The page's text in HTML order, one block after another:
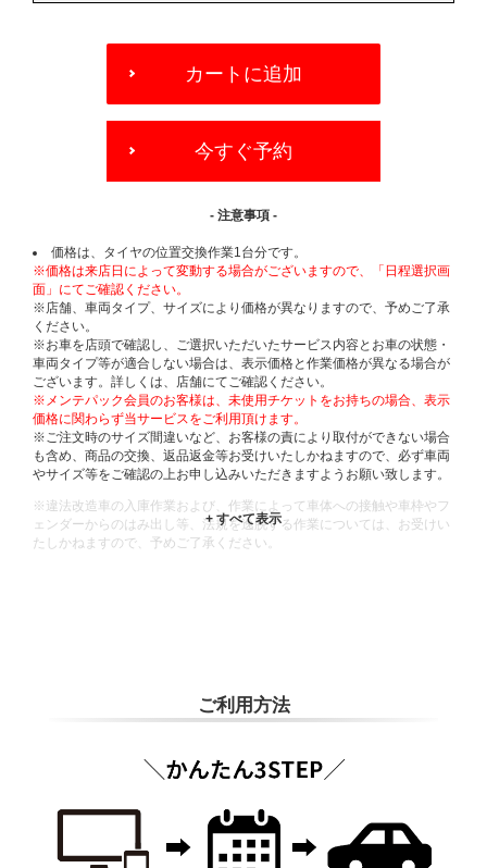
OPTIONS
カートに追加
今すぐ予約
- 注意事項 -
価格は、タイヤの位置交換作業1台分です。
※価格は来店日によって変動する場合がございますので、「日程選択画
面」にてご確認ください。
※店舗、車両タイプ、サイズにより価格が異なりますので、予めご了承
ください。
※お車を店頭で確認し、ご選択いただいたサービス内容とお車の状態・
車両タイプ等が適合しない場合は、表示価格と作業価格が異なる場合が
ございます。詳しくは、店舗にてご確認ください。
※メンテパック会員のお客様は、未使用チケットをお持ちの場合、表示
価格に関わらず当サービスをご利用頂けます。
※ご注文時のサイズ間違いなど、お客様の責により取付ができない場合
も含め、商品の交換、返品返金等お受けいたしかねますので、必ず車両
やサイズ等をご確認の上お申し込みいただきますようお願い致します。
※違法改造車の入庫作業および、作業によって車体への接触や車枠やフ
ェンダーからのはみ出し等、法規を逸脱する作業については、お受けい
たしかねますので、予めご了承ください。
ご利用方法